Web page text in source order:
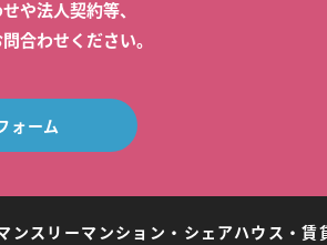
や法人契約等、
合わせください。
ォーム
ンスリーマンション・シェアハウス・賃